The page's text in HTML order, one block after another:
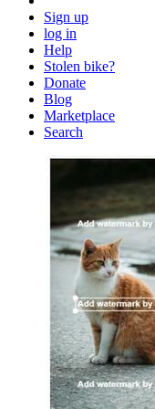
Sign up
log in
Help
Stolen bike?
Donate
Blog
Marketplace
Search